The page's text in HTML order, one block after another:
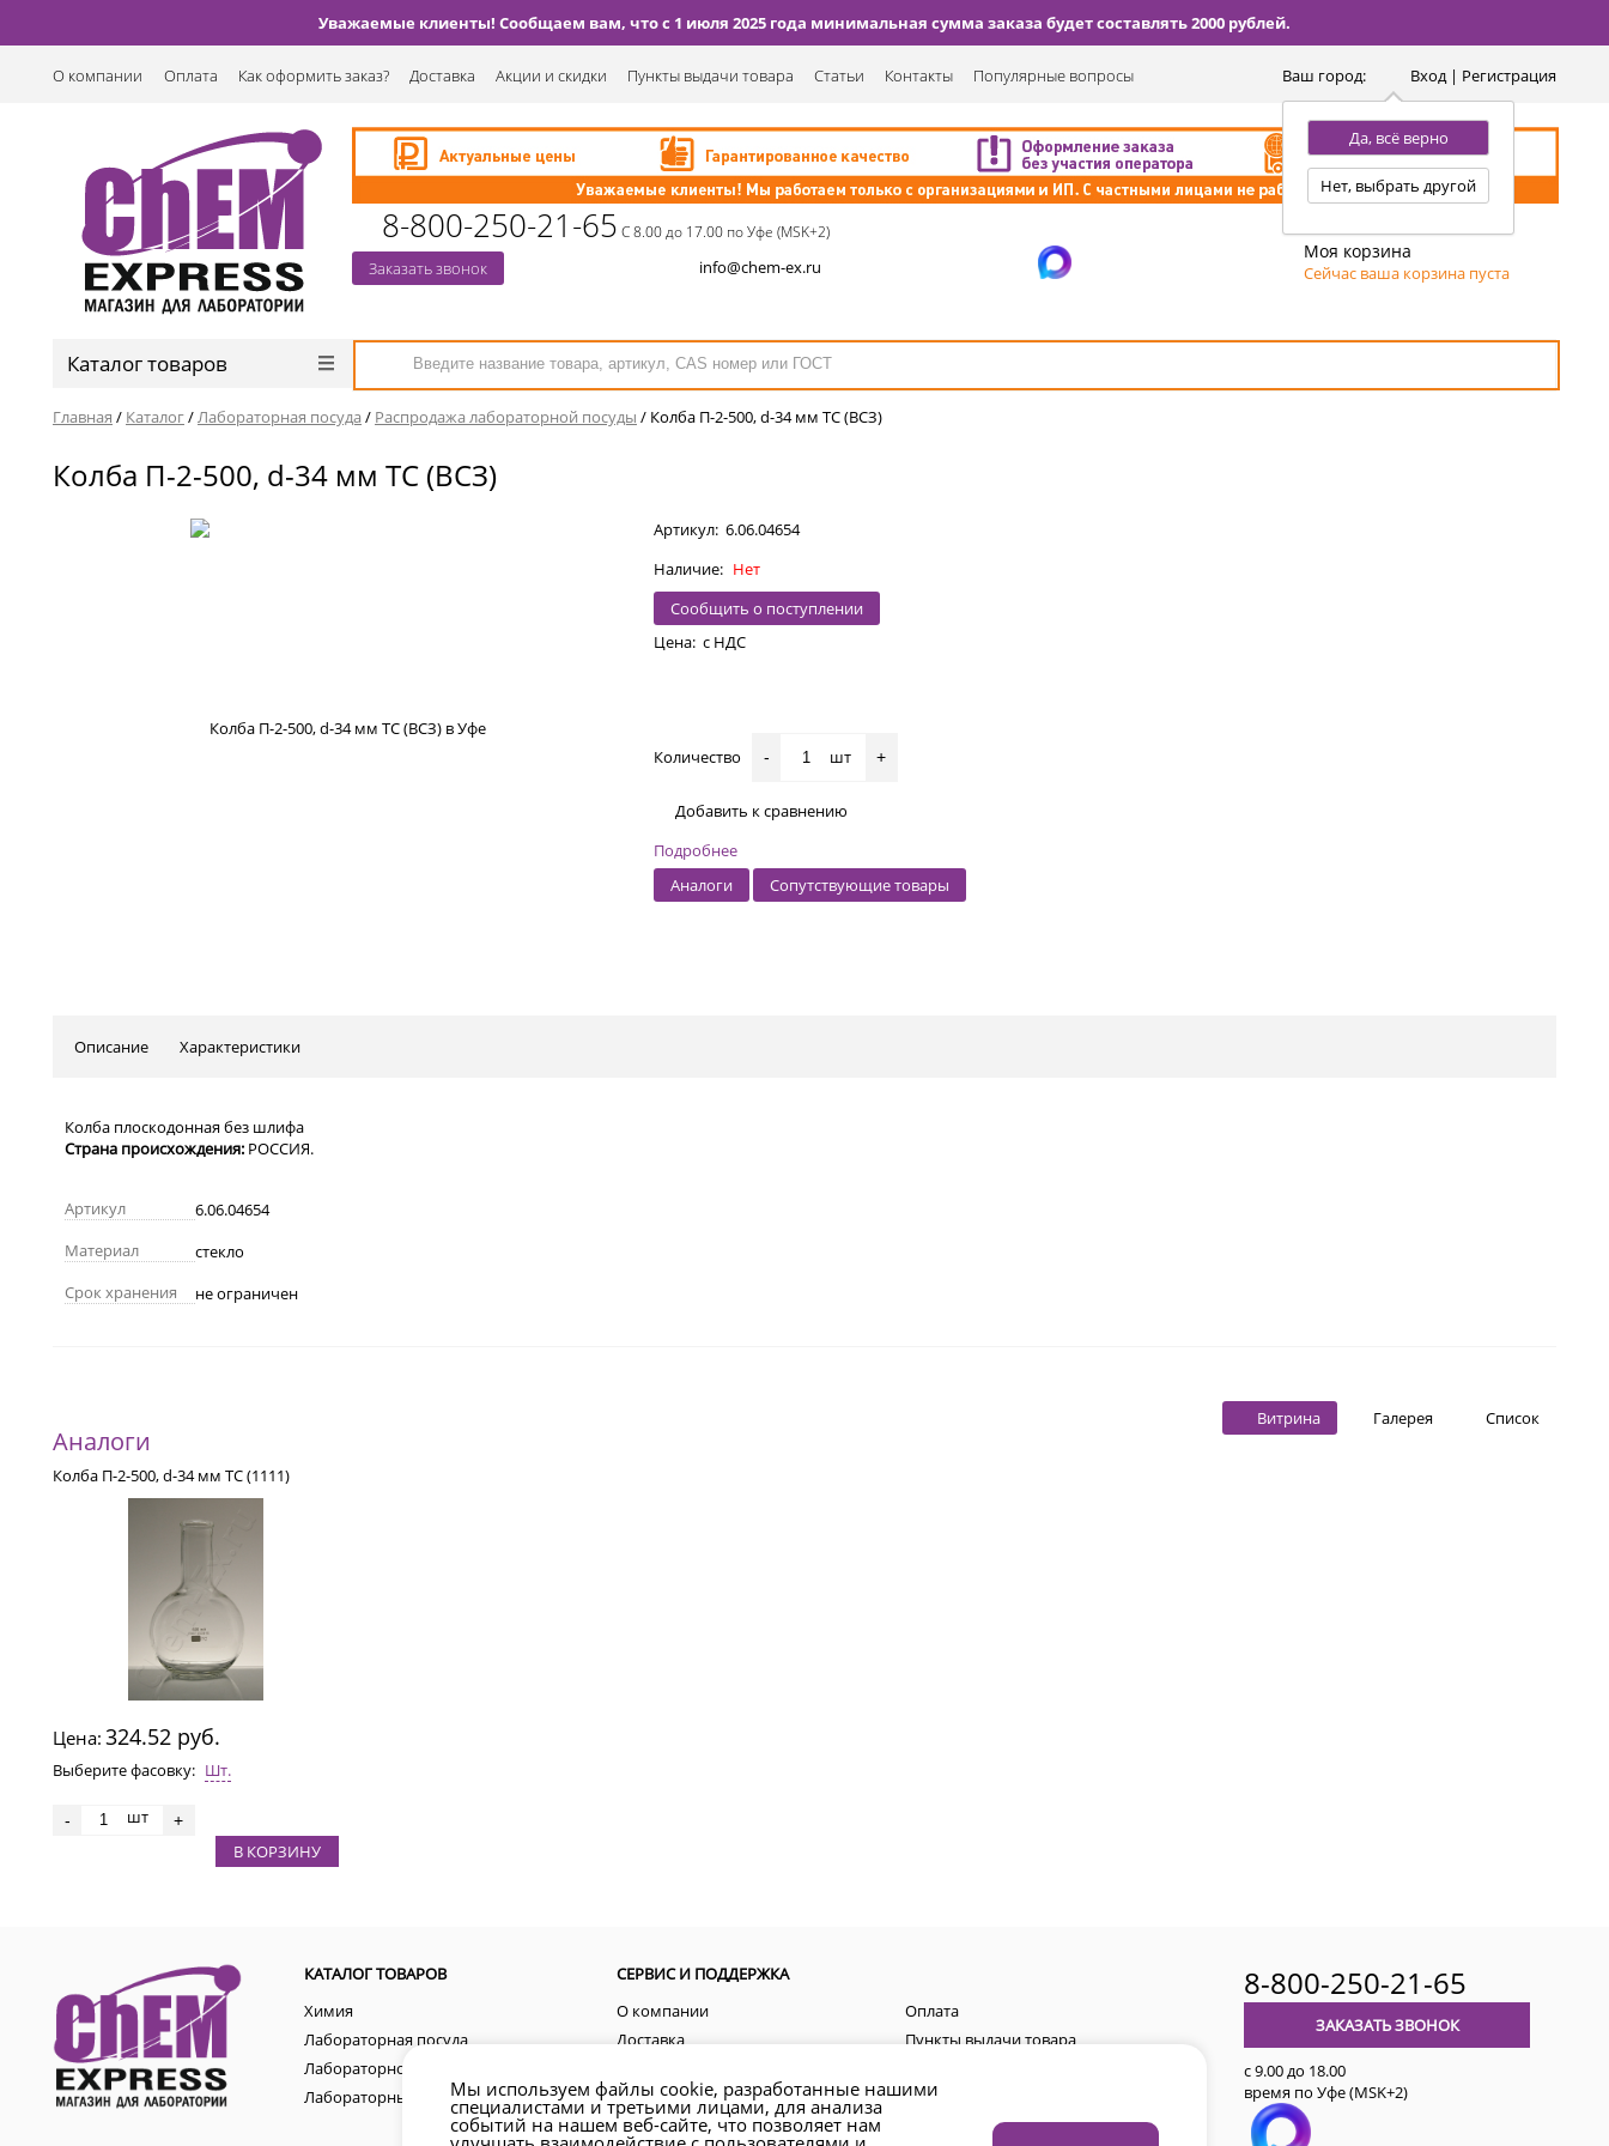
Уважаемые клиенты! Сообщаем вам, что с 1 июля 2025 года минимальная сумма заказа будет составлять 2000 рублей.
Ваш город:
Да, всё верно
Нет, выбрать другой
Вход | Регистрация
О компании Оплата Как оформить заказ? Доставка Акции и скидки Пункты выдачи товара Статьи Контакты Популярные вопросы
8-800-250-21-65 С 8.00 до 17.00 по Уфе (MSK+2)
Заказать звонок info@chem-ex.ru
Моя корзина
Сейчас ваша корзина пуста
Каталог товаров
Главная / Каталог/Лабораторная посуда / Распродажа лабораторной посуды / Колба П-2-500, d-34 мм ТС (ВСЗ)
Колба П-2-500, d-34 мм ТС (ВСЗ)
Артикул:6.06.04654
Наличие: Нет
Сообщить о поступлении
Цена: с НДС
Количество - шт +
Добавить к сравнению
Подробнее
Аналоги
Сопутствующие товары
Описание Характеристики
Колба плоскодонная без шлифа
Страна происхождения: РОССИЯ.
Артикул
6.06.04654
Материал
стекло
Срок хранения
не ограничен
Аналоги
Список
Галерея
Витрина
Колба П-2-500, d-34 мм ТС (1111)
Цена: 324.52 руб.
Выберите фасовку: Шт.
- шт +
В КОРЗИНУ
КАТАЛОГ ТОВАРОВ
Химия
Лабораторная посуда
Лабораторное оборудование
Лабораторные аксессуары
СЕРВИС И ПОДДЕРЖКА
О компании
Оплата
Доставка
Пункты выдачи товара
Контакты
Как оформить заказ?
Возврат товара и денежных средств
Региональные представительства
8-800-250-21-65
ЗАКАЗАТЬ ЗВОНОК
с 9.00 до 18.00
время по Уфе (MSK+2)
Мы используем файлы cookie, разработанные нашими
специалистами и третьими лицами, для анализа
событий на нашем веб-сайте, что позволяет нам